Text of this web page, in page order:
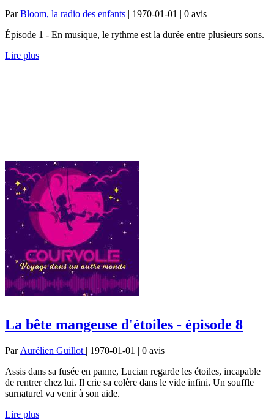
ParBloom, la radio des enfants | 1970-01-01 | 0 avis
Épisode 1 - En musique, le rythme est la durée entre plusieurs sons.
Lire plus
La bête mangeuse d'étoiles - épisode 8
Par Aurélien Guillot | 1970-01-01 | 0 avis
Assis dans sa fusée en panne, Lucian regarde les étoiles, incapable
de rentrer chez lui. Il crie sa colère dans le vide infini. Un souffle
surnaturel va venir à son aide.
Lire plus